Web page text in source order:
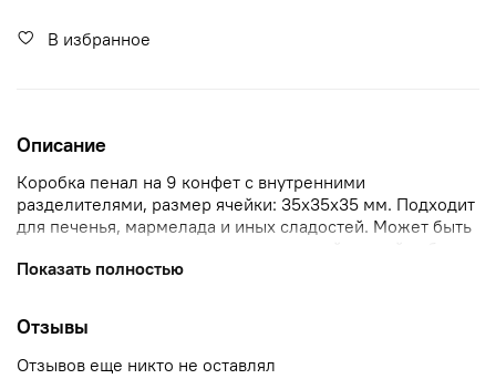
В избранное
Описание
Коробка пенал на 9 конфет с внутренними
разделителями, размер ячейки: 35х35х35 мм. Подходит
для печенья, мармелада и иных сладостей. Может быть
Показать полностью
Отзывы
Отзывов еще никто не оставлял